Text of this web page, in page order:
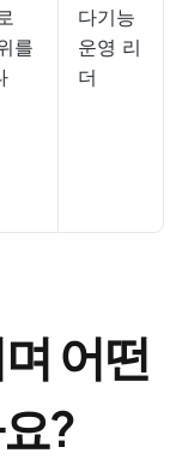
를
다기능
운영 리
더
어떤
?